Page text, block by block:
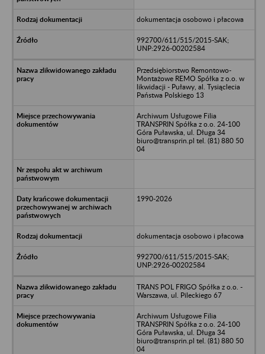
dokumentacja osobowo i płacowa
992700/611/515/2015-SAK;
UNP:2926-00202584
Przedsiębiorstwo Remontowo-
Montażowe REMO Spółka z o.o. w
likwidacji - Puławy, al. Tysiąclecia
Państwa Polskiego 13
Archiwum Usługowe Filia
TRANSPRIN Spółka z o.o. 24-100
Góra Puławska, ul. Długa 34
biuro@transprin.pl tel. (81) 880 50
04
1990-2026
dokumentacja osobowo i płacowa
992700/611/515/2015-SAK;
UNP:2926-00202584
TRANS POL FRIGO Spółka z o.o. -
Warszawa, ul. Pileckiego 67
Archiwum Usługowe Filia
TRANSPRIN Spółka z o.o. 24-100
Góra Puławska, ul. Długa 34
biuro@transprin.pl tel. (81) 880 50
04